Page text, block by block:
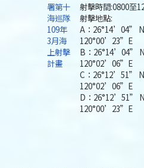
署第十
海巡隊
109年
3月海
上射擊
計畫
射擊時間:0800至
射擊地點:
A：26°14’04” N
120°00’23”E
B：26°14’04” N
120°02’06”E
C：26°12’51” N
120°02’06”E
D：26°12’51” N
120°00’23”E